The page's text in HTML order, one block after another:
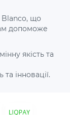
Blanco, що
допоможе
якість та
інновації.